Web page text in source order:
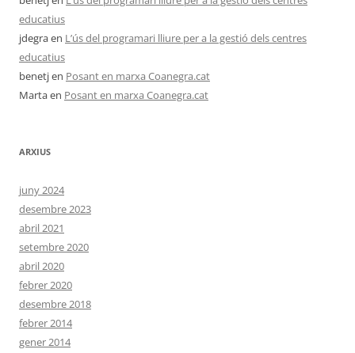
educatius
jdegraen L’ús del programari lliure per a la gestió dels centres
educatius
benetjen Posant en marxa Coanegra.cat
Martaen Posant en marxa Coanegra.cat
ARXIUS
juny 2024
desembre 2023
abril 2021
setembre 2020
abril 2020
febrer 2020
desembre 2018
febrer 2014
gener 2014